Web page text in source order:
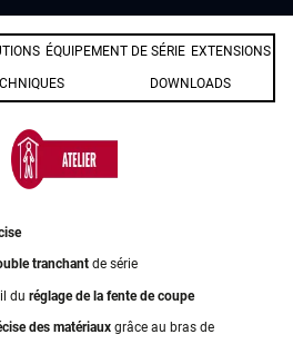
ÉQUIPEMENT DE SÉRIE EXTENSIONS
DOWNLOADS
tranchant de série
du réglage de la fente de coupe
des matériaux grâce au bras de